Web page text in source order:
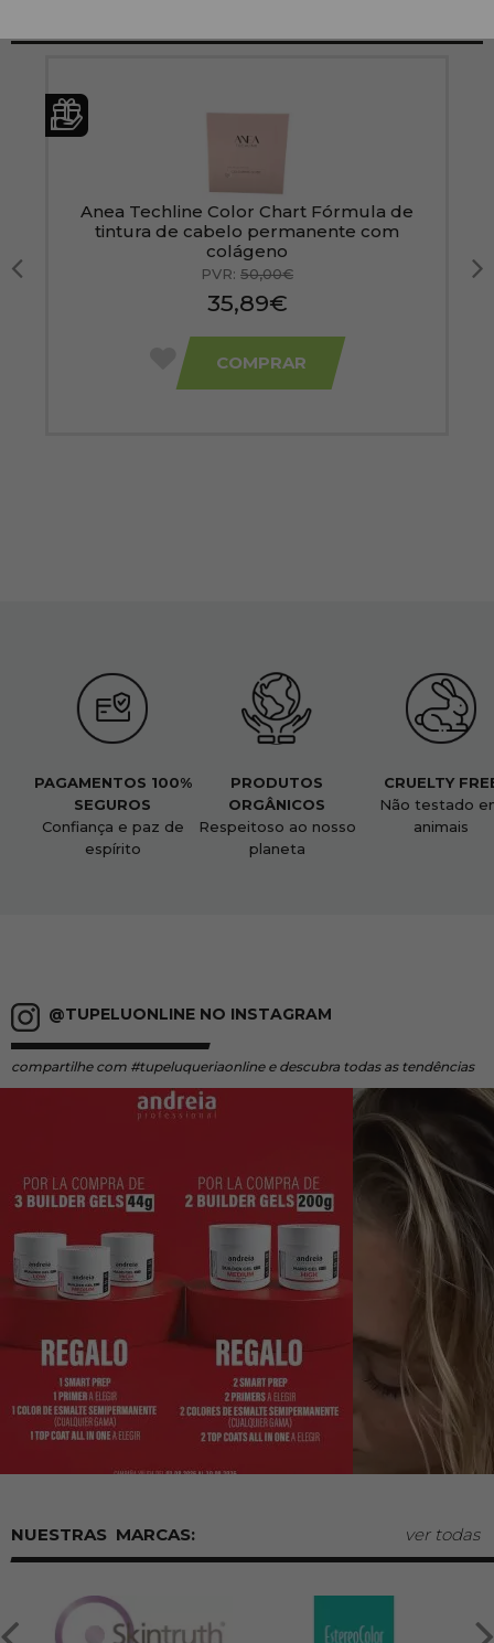
Anea Techline Color Chart Fórmula de
tintura de cabelo permanente com
colágeno
PVR: 50,00€
35,89€
COMPRAR
PAGAMENTOS 100%
SEGUROS
Confiança e paz de
espírito
PRODUTOS
ORGÂNICOS
Respeitoso ao nosso
planeta
CRUELTY
Não testado
animais
@TUPELUONLINE NO INSTAGRAM
compartilhe com #tupeluqueriaonline e descubra todas as tendências
MARCAS: ver todas